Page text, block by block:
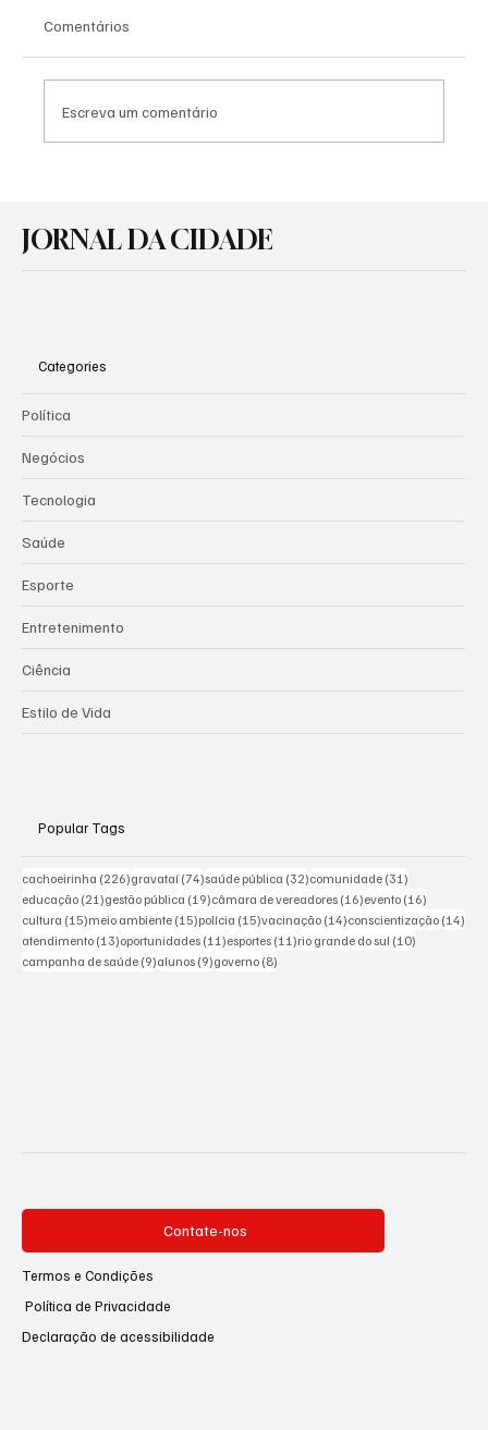
contra a mulher
Comentários
Escreva um comentário
JORNAL DA CIDADE
Categories
Política
Negócios
Tecnologia
Saúde
Esporte
Entretenimento
Ciência
Estilo de Vida
Popular Tags
cachoeirinha (226)226 posts
gravataí (74)74 posts
saúde pública (32)32 posts
comunidade (31)
educação (21)21 posts
gestão pública (19)19 posts
câmara de vereadores (16)16 posts
evento (16)
cultura (15)15 posts
meio ambiente (15)15 posts
polícia (15)15 posts
vacinação (14)14 posts
conscientização (14)
atendimento (13)13 posts
oportunidades (11)11 posts
esportes (11)11 posts
rio grande do sul (10)
campanha de saúde (9)9 posts
alunos (9)9 posts
governo (8)
Contate-nos
Termos e Condições
Política de Privacidade
Declaração de acessibilidade